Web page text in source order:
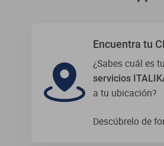
Encuentra tu
¿Sabes cuál es tu
servicios
a tu ubicación?
Descúbrelo de
motos
300z
vortex